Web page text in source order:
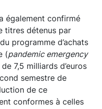
également confirmé
titres détenus par
programme d’achats
(pandemic emergency
de 7,5 milliards d’euros
semestre de
de ce
conformes à celles